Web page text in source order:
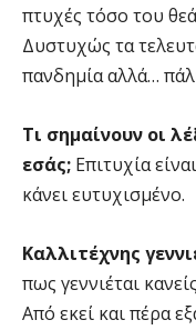
πτυχές τόσο του
Δυστυχώς τα
πανδημία αλλά…
Τι σημαίνουν οι
εσάς; Επιτυχία
κάνει ευτυχισμένο.
Καλλιτέχνης
πως γεννιέται
Από εκεί και πέρα